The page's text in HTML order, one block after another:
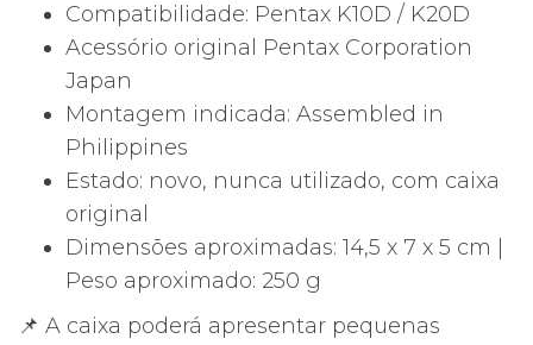
Novo
com
Caixa
Pentax
K10D/K20D
Compatibilidade: Pentax K10D / K20D
Acessório original Pentax Corporation
Japan
Montagem indicada: Assembled in
Philippines
Estado: novo, nunca utilizado, com caixa
original
Dimensões aproximadas: 14,5 x 7 x 5 cm |
Peso aproximado: 250 g
📌 A caixa poderá apresentar pequenas